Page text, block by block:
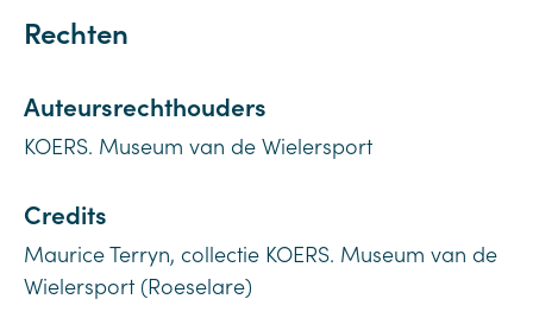
Rechten
Auteursrechthouders
KOERS. Museum van de Wielersport
Credits
Maurice Terryn, collectie KOERS. Museum van de
Wielersport (Roeselare)